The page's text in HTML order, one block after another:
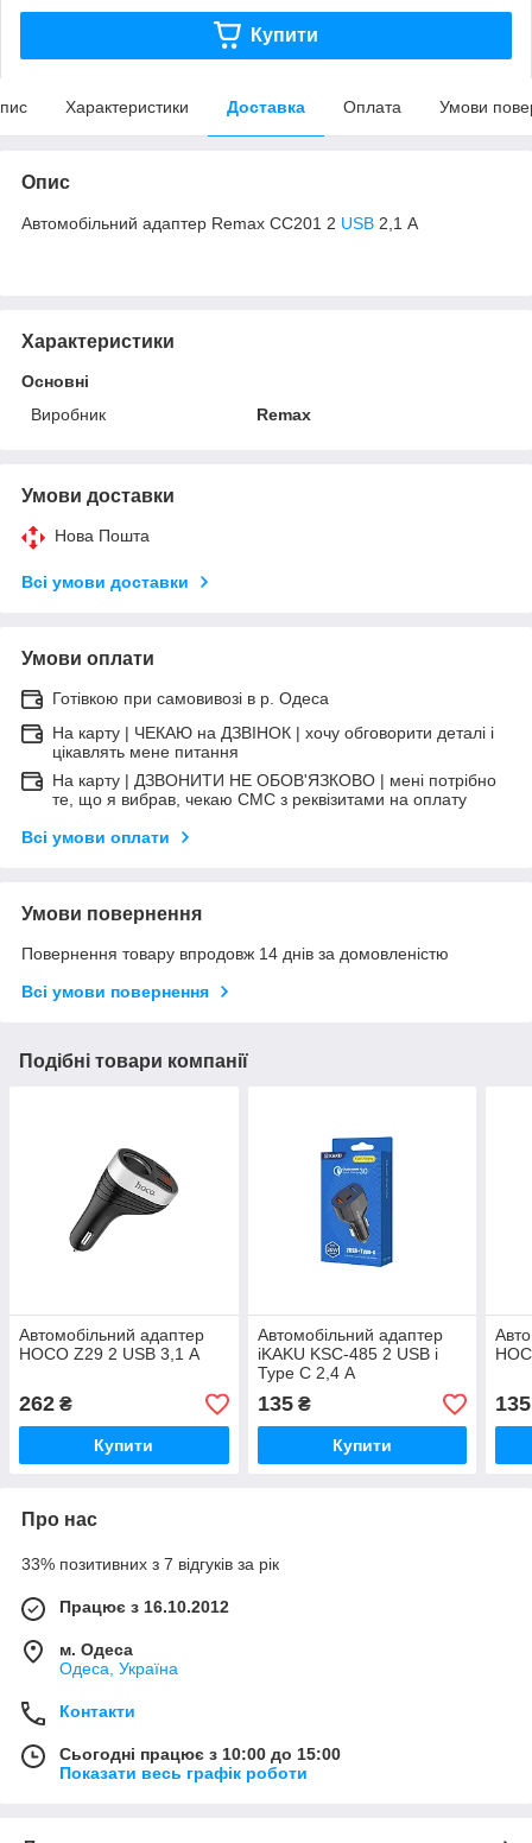
Купити
Характеристики Доставка Оплата Умови
Опис
Автомобільний адаптер Remax CC201 2 USB 2,1 А
Характеристики
Основні
Виробник
Remax
Умови доставки
Нова Пошта
Всі умови доставки
Умови оплати
Готівкою при самовивозі в р. Одеса
На карту | ЧЕКАЮ на ДЗВІНОК | хочу обговорити деталі і
цікавлять мене питання
На карту | ДЗВОНИТИ НЕ ОБОВ'ЯЗКОВО | мені потрібно
те, що я вибрав, чекаю СМС з реквізитами на оплату
Всі умови оплати
Умови повернення
Повернення товару впродовж 14 днів за домовленістю
Всі умови повернення
Подібні товари компанії
Автомобільний адаптер
HOCO Z29 2 USB 3,1 А
262 ₴
Купити
Автомобільний адаптер
iKAKU KSC-485 2 USB і
Type C 2,4 А
135₴
Купити
135
Про нас
33% позитивних з 7 відгуків за рік
Працює з 16.10.2012
м. Одеса
Одеса, Україна
Контакти
Сьогодні працює з 10:00 до 15:00
Показати весь графік роботи